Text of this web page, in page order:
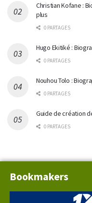
Christian Kofane :
plus
0 PARTAGES
Hugo Ekitiké :
0 PARTAGES
Nouhou Tolo :
0 PARTAGES
Guide de création
0 PARTAGES
Bookmakers